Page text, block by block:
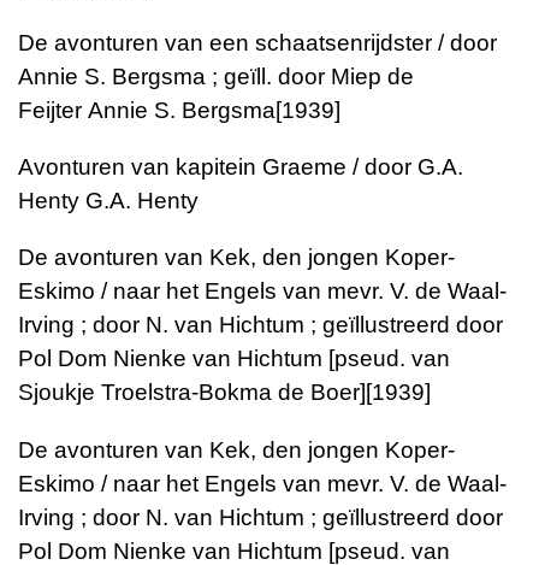
De avonturen van een schaatsenrijdster / door
Annie S. Bergsma ; geïll. door Miep de
Feijter Annie S. Bergsma[1939]
Avonturen van kapitein Graeme / door G.A.
Henty G.A. Henty
De avonturen van Kek, den jongen Koper-
Eskimo / naar het Engels van mevr. V. de Waal-
Irving ; door N. van Hichtum ; geïllustreerd door
Pol Dom Nienke van Hichtum [pseud. van
Sjoukje Troelstra-Bokma de Boer] [1939]
De avonturen van Kek, den jongen Koper-
Eskimo / naar het Engels van mevr. V. de Waal-
Irving ; door N. van Hichtum ; geïllustreerd door
Pol Dom Nienke van Hichtum [pseud. van